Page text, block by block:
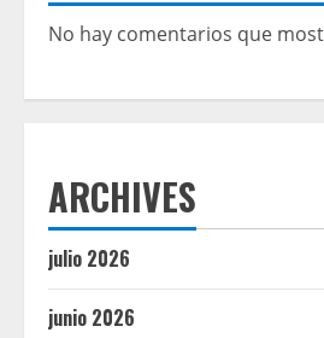
No hay comentarios que
ARCHIVES
julio 2026
junio 2026